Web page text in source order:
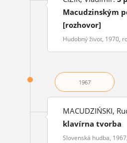
Macudzinským
[rozhovor]
Hudobný život, 1970,
1967
MACUDZIŃSKI,
klavírna tvorba
Slovenská hudba,